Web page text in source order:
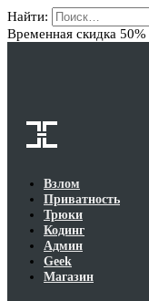
Найти:
Временная скидка 50%
Взлом
Приватность
Трюки
Кодинг
Админ
Geek
Магазин